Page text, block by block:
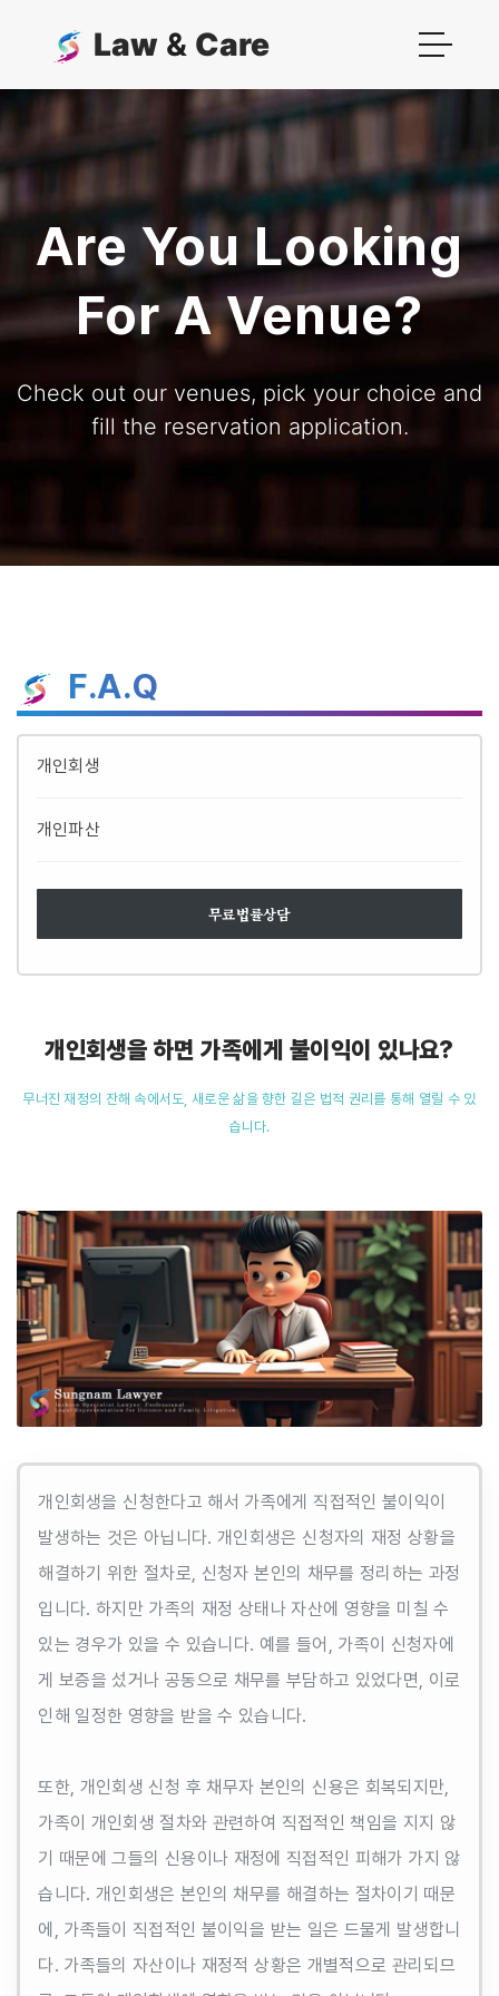
Law & Care
Are You Looking
For A Venue?
Check out our venues, pick your choice and
fill the reservation application.
F.A.Q
개인회생
개인파산
무료법률상담
개인회생을 하면 가족에게 불이익이 있나요?
무너진 재정의 잔해 속에서도, 새로운 삶을 향한 길은 법적 권리를 통해 열릴 수 있
습니다.
개인회생을 신청한다고 해서 가족에게 직접적인 불이익이
발생하는 것은 아닙니다. 개인회생은 신청자의 재정 상황을
해결하기 위한 절차로, 신청자 본인의 채무를 정리하는 과정
입니다. 하지만 가족의 재정 상태나 자산에 영향을 미칠 수
있는 경우가 있을 수 있습니다. 예를 들어, 가족이 신청자에
게 보증을 섰거나 공동으로 채무를 부담하고 있었다면, 이로
인해 일정한 영향을 받을 수 있습니다.
또한, 개인회생 신청 후 채무자 본인의 신용은 회복되지만,
가족이 개인회생 절차와 관련하여 직접적인 책임을 지지 않
기 때문에 그들의 신용이나 재정에 직접적인 피해가 가지 않
습니다. 개인회생은 본인의 채무를 해결하는 절차이기 때문
에, 가족들이 직접적인 불이익을 받는 일은 드물게 발생합니
다. 가족들의 자산이나 재정적 상황은 개별적으로 관리되므